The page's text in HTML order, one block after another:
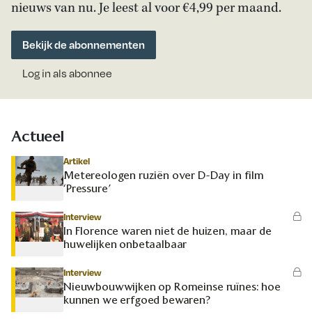
nieuws van nu. Je leest al voor €4,99 per maand.
Bekijk de abonnementen
Log in als abonnee
Actueel
Artikel
Metereologen ruziën over D-Day in film
‘Pressure’
Interview
In Florence waren niet de huizen, maar de
huwelijken onbetaalbaar
Interview
Nieuwbouwwijken op Romeinse ruïnes: hoe
kunnen we erfgoed bewaren?